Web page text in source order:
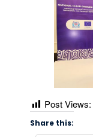
Post Views:
Share this: